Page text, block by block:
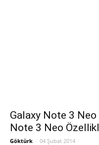
Galaxy Note 3
Note 3 Neo
Göktürk - 04 Şubat 2014